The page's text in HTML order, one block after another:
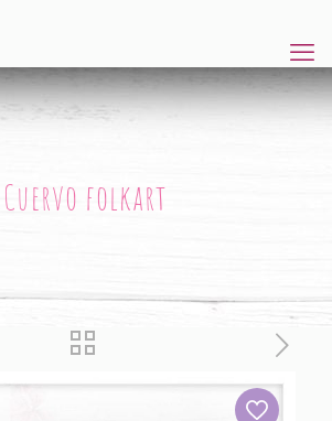
Cuervo folkart